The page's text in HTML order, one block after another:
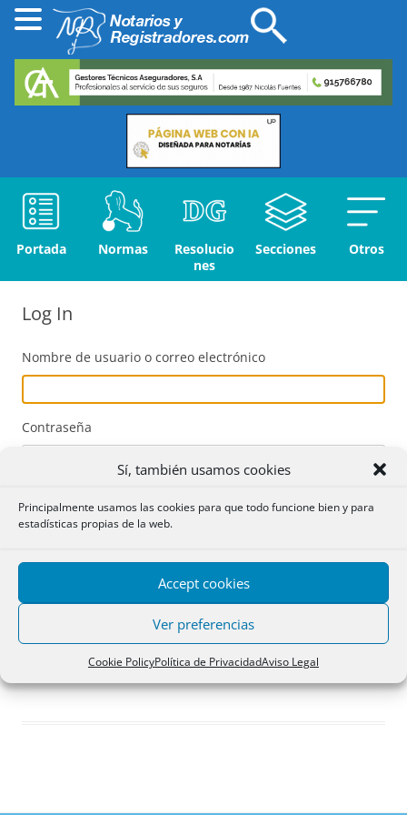
Sí, también usamos cookies
Principalmente usamos las cookies para que todo funcione bien y para
estadísticas propias de la web.
Accept cookies
Ver preferencias
Cookie PolicyPolítica de PrivacidadAviso Legal
Portada Normas
Resolucio
nes
Secciones Otros
Log In
Nombre de usuario o correo electrónico
Contraseña
Acceder
Registro
¿Has olvidado tu contraseña?